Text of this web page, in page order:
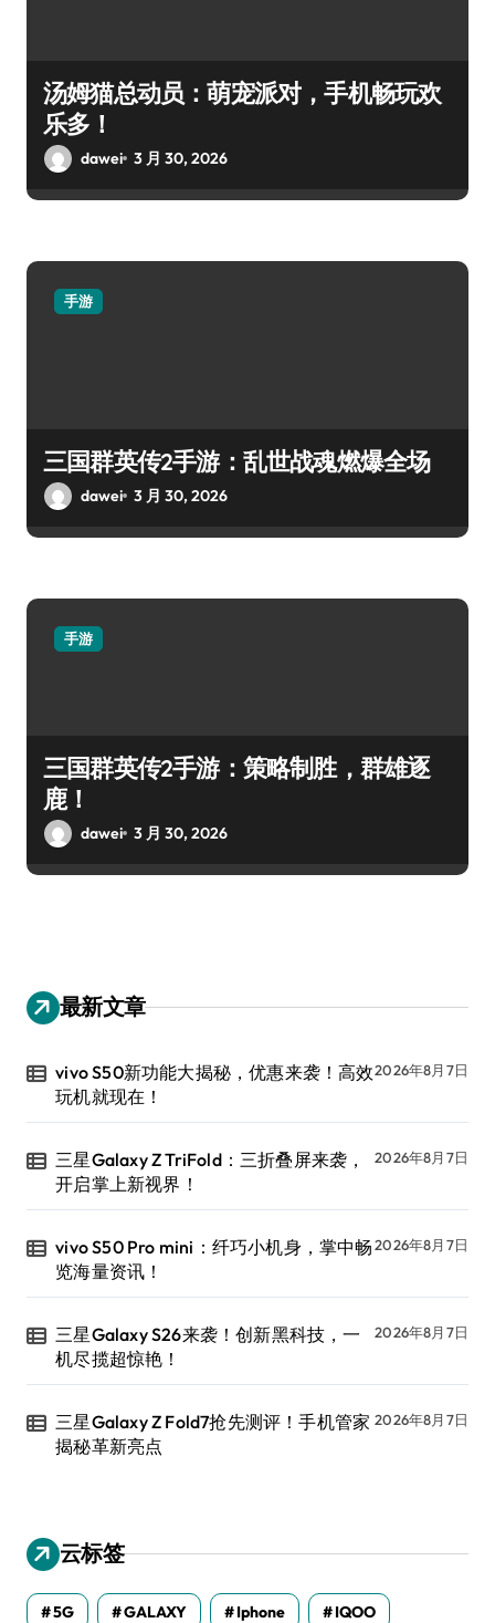
汤姆猫总动员：萌宠派对，手机畅玩欢
乐多！
dawei 3 月 30, 2026
手游
三国群英传2手游：乱世战魂燃爆全场
dawei 3 月 30, 2026
手游
三国群英传2手游：策略制胜，群雄逐
鹿！
dawei 3 月 30, 2026
最新文章
vivo S50新功能大揭秘，优惠来袭！高效
玩机就现在！
2026年8月7日
三星Galaxy Z TriFold：三折叠屏来袭，
开启掌上新视界！
2026年8月7日
vivo S50 Pro mini：纤巧小机身，掌中畅
览海量资讯！
2026年8月7日
三星Galaxy S26来袭！创新黑科技，一
机尽揽超惊艳！
2026年8月7日
三星Galaxy Z Fold7抢先测评！手机管家
揭秘革新亮点
2026年8月7日
云标签
5G GALAXY Iphone IQOO